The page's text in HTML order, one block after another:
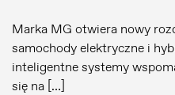
Marka MG otwiera nowy
samochody elektryczne i
inteligentne systemy
się na […]